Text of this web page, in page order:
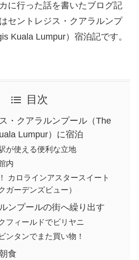
に行った話を書いたブログ記
セントレジス・クアラルンプ
Kuala Lumpur）宿泊記です。
目次
・クアラルンプール（The
Lumpur）に宿泊
が使える便利な立地
内
カロラインアスタースイート
ガーデンズビュー）
ンプールの街へ繰り出す
フィールドでビリヤニ
ンタンでまた買い物！
食